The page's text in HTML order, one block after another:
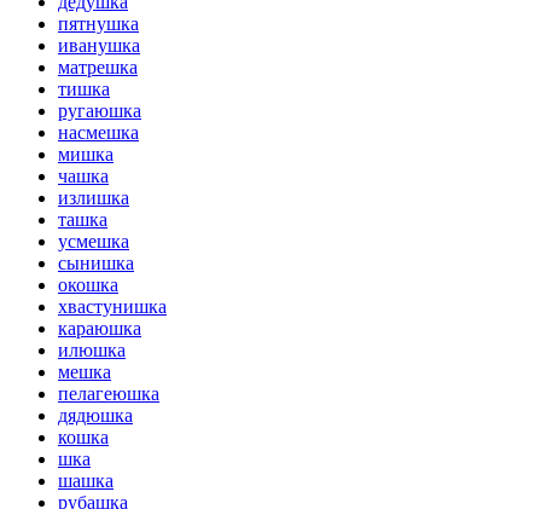
пятнушка
иванушка
матрешка
тишка
ругаюшка
насмешка
мишка
чашка
излишка
ташка
усмешка
сынишка
окошка
хвастунишка
караюшка
илюшка
мешка
пелагеюшка
дядюшка
кошка
шка
шашка
рубашка